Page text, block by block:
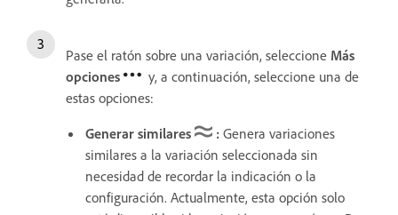
Pase el ratón sobre una variación, seleccione Más
opciones
y, a continuación, seleccione una de
estas opciones:
Generar similares
: Genera variaciones
similares a la variación seleccionada sin
necesidad de recordar la indicación o la
configuración. Actualmente, esta opción solo